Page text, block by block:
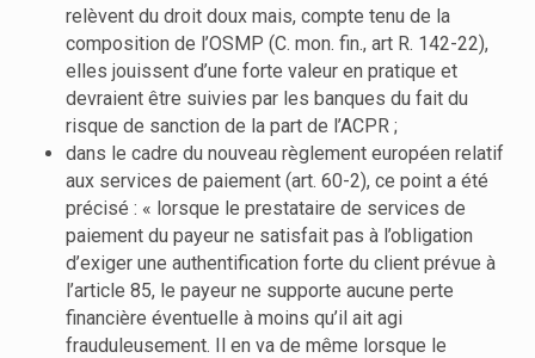
relèvent du droit doux mais, compte tenu de la
composition de l’OSMP (C. mon. fin., art R. 142-22),
elles jouissent d’une forte valeur en pratique et
devraient être suivies par les banques du fait du
risque de sanction de la part de l’ACPR ;
dans le cadre du nouveau règlement européen relatif
aux services de paiement (art. 60-2), ce point a été
précisé : « lorsque le prestataire de services de
paiement du payeur ne satisfait pas à l’obligation
d’exiger une authentification forte du client prévue à
l’article 85, le payeur ne supporte aucune perte
financière éventuelle à moins qu’il ait agi
frauduleusement. Il en va de même lorsque le